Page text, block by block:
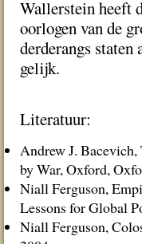
Wallerstein heeft
oorlogen van de
derderangs
gelijk.
Literatuur:
Andrew J.
by War, Oxford,
Niall Ferguson,
Lessons for Global
Niall Ferguson,